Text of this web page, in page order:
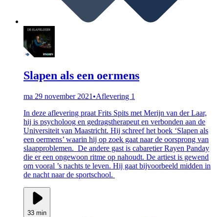
Slapen als een oermens
ma 29 november 2021 •Aflevering 1
In deze aflevering praat Frits Spits met Merijn van der Laar,
hij is psycholoog en gedragstherapeut en verbonden aan de
Universiteit van Maastricht. Hij schreef het boek ‘Slapen als
een oermens’ waarin hij op zoek gaat naar de oorsprong van
slaapproblemen. De andere gast is cabaretier Rayen Panday
die er een ongewoon ritme op nahoudt. De artiest is gewend
om vooral ’s nachts te leven. Hij gaat bijvoorbeeld midden in
de nacht naar de sportschool.
33 min